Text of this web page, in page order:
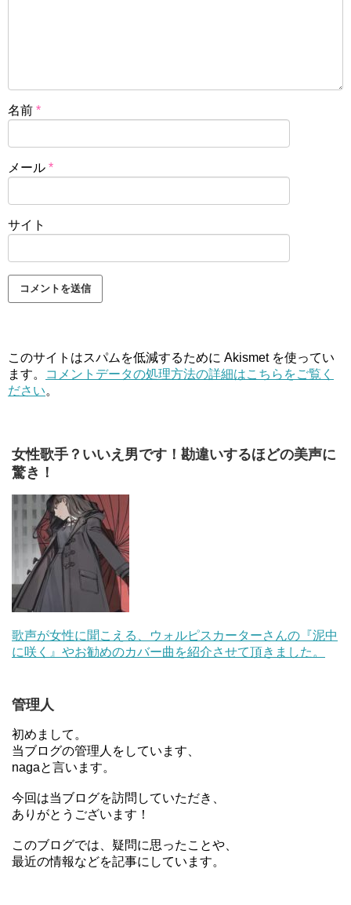
名前 *
メール *
サイト
このサイトはスパムを低減するために Akismet を使ってい
ます。
コメントデータの処理方法の詳細はこちらをご覧く
ださい。
女性歌手？いいえ男です！勘違いするほどの美声に
驚き！
歌声が女性に聞こえる、ウォルピスカーターさんの『泥中
に咲く』やお勧めのカバー曲を紹介させて頂きました。
管理人
初めまして。
当ブログの管理人をしています、
nagaと言います。
今回は当ブログを訪問していただき、
ありがとうございます！
このブログでは、疑問に思ったことや、
最近の情報などを記事にしています。